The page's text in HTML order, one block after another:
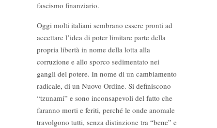
fascismo finanziario.
Oggi molti italiani sembrano essere pronti ad
accettare l’idea di poter limitare parte della
propria libertà in nome della lotta alla
corruzione e allo sporco sedimentato nei
gangli del potere. In nome di un cambiamento
radicale, di un Nuovo Ordine. Si definiscono
“tzunami” e sono inconsapevoli del fatto che
faranno morti e feriti, perché le onde anomale
travolgono tutti, senza distinzione tra “bene” e